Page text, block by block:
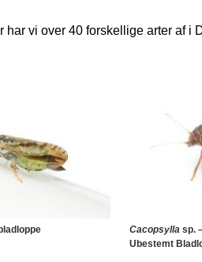
har vi over 40 forskellige arter af i
Cacopsylla sp.
Ubestemt